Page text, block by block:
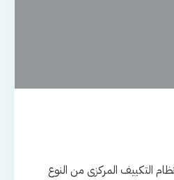
التكييف المركزى من النوع